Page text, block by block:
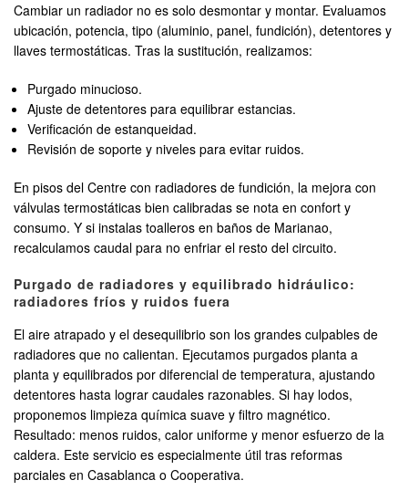
Cambiar un radiador no es solo desmontar y montar. Evaluamos
ubicación, potencia, tipo (aluminio, panel, fundición), detentores y
llaves termostáticas. Tras la sustitución, realizamos:
Purgado minucioso.
Ajuste de detentores para equilibrar estancias.
Verificación de estanqueidad.
Revisión de soporte y niveles para evitar ruidos.
En pisos del Centre con radiadores de fundición, la mejora con
válvulas termostáticas bien calibradas se nota en confort y
consumo. Y si instalas toalleros en baños de Marianao,
recalculamos caudal para no enfriar el resto del circuito.
Purgado de radiadores y equilibrado hidráulico:
radiadores fríos y ruidos fuera
El aire atrapado y el desequilibrio son los grandes culpables de
radiadores que no calientan. Ejecutamos purgados planta a
planta y equilibrados por diferencial de temperatura, ajustando
detentores hasta lograr caudales razonables. Si hay lodos,
proponemos limpieza química suave y filtro magnético.
Resultado: menos ruidos, calor uniforme y menor esfuerzo de la
caldera. Este servicio es especialmente útil tras reformas
parciales en Casablanca o Cooperativa.